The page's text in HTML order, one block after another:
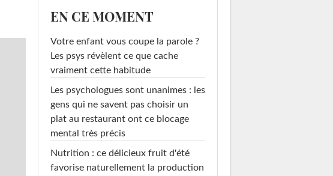
EN CE MOMENT
Votre enfant vous coupe la parole ?
Les psys révèlent ce que cache
vraiment cette habitude
Les psychologues sont unanimes : les
gens qui ne savent pas choisir un
plat au restaurant ont ce blocage
mental très précis
Nutrition : ce délicieux fruit d'été
favorise naturellement la production